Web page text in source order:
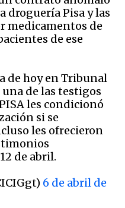
droguería Pisa y las
medicamentos de
de ese
de hoy en Tribunal
de las testigos
les condicionó
si se
les ofrecieron
de abril.
6 de abril de